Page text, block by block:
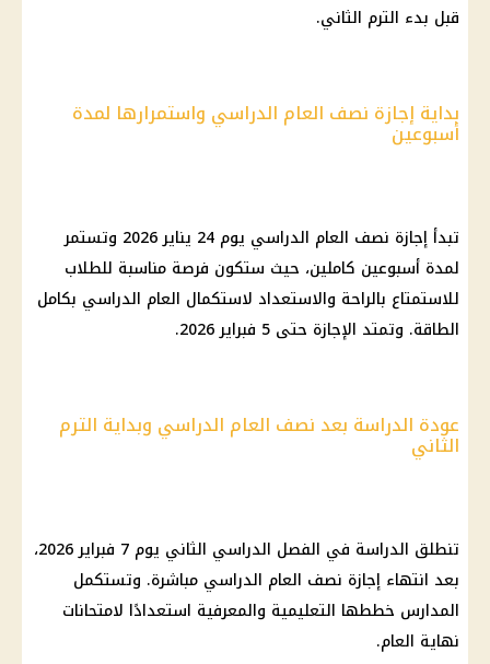
قبل بدء الترم الثاني.
بداية إجازة نصف العام الدراسي واستمرارها لمدة
أسبوعين
تبدأ إجازة نصف العام الدراسي يوم 24 يناير 2026 وتستمر
لمدة أسبوعين كاملين، حيث ستكون فرصة مناسبة للطلاب
للاستمتاع بالراحة والاستعداد لاستكمال العام الدراسي بكامل
الطاقة. وتمتد الإجازة حتى 5 فبراير 2026.
عودة الدراسة بعد نصف العام الدراسي وبداية الترم
الثاني
تنطلق الدراسة في الفصل الدراسي الثاني يوم 7 فبراير 2026،
بعد انتهاء إجازة نصف العام الدراسي مباشرة. وتستكمل
المدارس خططها التعليمية والمعرفية استعدادًا لامتحانات
نهاية العام.